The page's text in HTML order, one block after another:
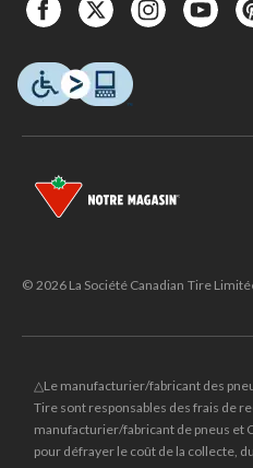
© 2026 La Société Canadian Tire
△Le manufacturier/fabricant des
Tire sont responsables des frais de
manufacturier/fabricant de pneus et
pour défrayer le coût de la collecte,